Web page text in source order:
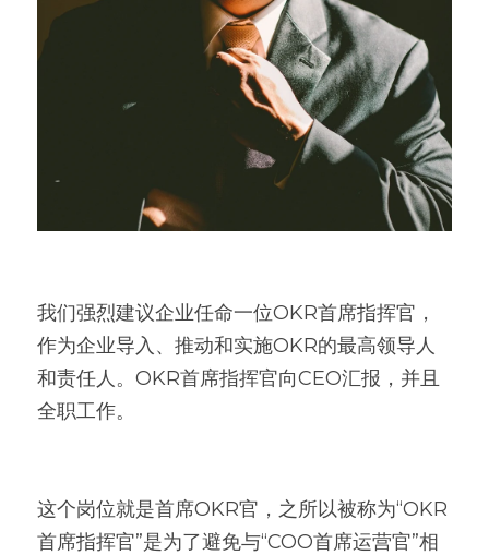
我们强烈建议企业任命一位OKR首席指挥官，
作为企业导入、推动和实施OKR的最高领导人
和责任人。OKR首席指挥官向CEO汇报，并且
全职工作。
这个岗位就是首席OKR官，之所以被称为“OKR
首席指挥官”是为了避免与“COO首席运营官”相